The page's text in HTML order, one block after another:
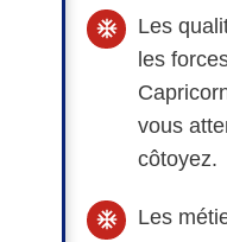
Les
les
vous
côtoyez.
Les